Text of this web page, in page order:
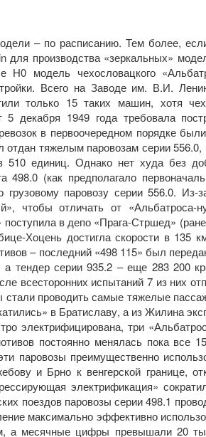
– по расписанию. Тем более,
для производства «зеркальных»
H0 модель чехословацкого
Всего на Заводе им. В.И.
только 15 таких машин, хотя
5 декабря 1949 года требовала
в первоочередном порядке
отдан тяжелым паровозам серии
510 единиц. Однако нет худа без
498.0 (как предполагало
грузовому паровозу серии 556.0.
чтобы отличать от
в депо «Прага-Стршед»
Хоцень достигла скорости в
– последний «498 115» был
а тендер серии 935.2 – еще 283 200
всесторонних испытаний 7 из них
проводить самые тяжелые
в Братиславу, а из Жилина
электрифицирована, три
постоянно менялась пока
паровозы преимущественно
и Брно к венгерской границе,
электрификация»
поездов паровозы серии 498.1
максимально эффективно
а месячные цифры превышали 20